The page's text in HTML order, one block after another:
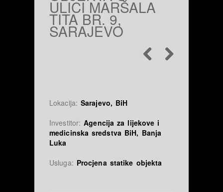
ULICI MARŠALA
TITA BR. 9,
SARAJEVO
Lokacija: Sarajevo, BiH
Investitor:Agencija za lijekove i
medicinska sredstva BiH, Banja
Luka
Usluga: Procjena statike objekta